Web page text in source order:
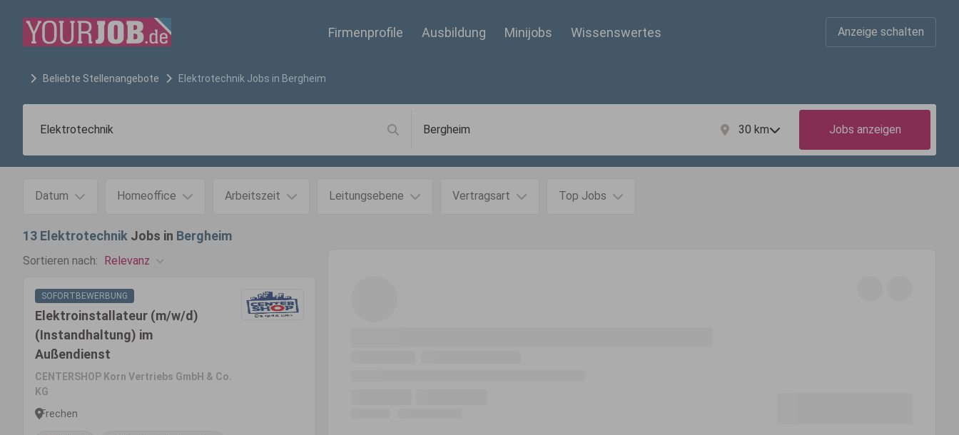
Firmenprofile Ausbildung Minijobs Wissenswertes Anzeige schalten
Beliebte Stellenangebote Elektrotechnik Jobs in Bergheim
30 km Jobs anzeigen
Datum Homeoffice Arbeitszeit Leitungsebene Vertragsart Top Jobs
13 Elektrotechnik Jobs in Bergheim
Sortieren nach: Relevanz
SOFORTBEWERBUNG
Elektroinstallateur (m/w/d)
(Instandhaltung) im
Außendienst
CENTERSHOP Korn Vertriebs GmbH & Co.
KG
Frechen